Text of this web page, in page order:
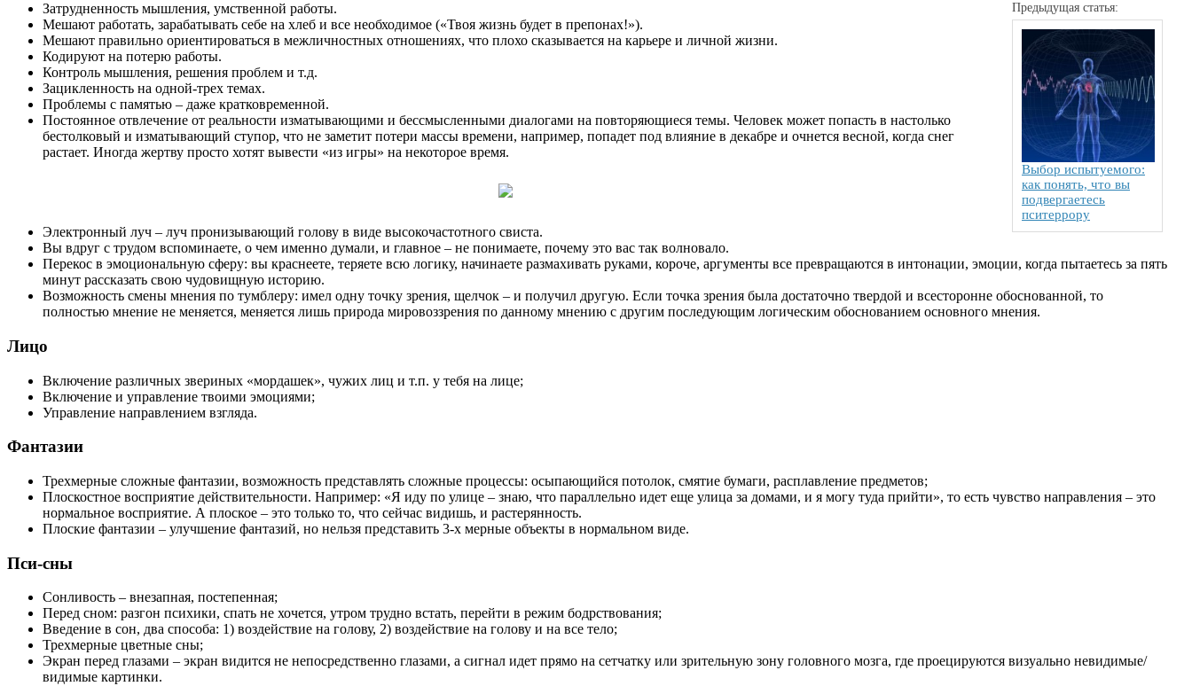
Предыдущая статья:
Выбор испытуемого:
как понять, что вы
подвергаетесь
пситеррору
Затрудненность мышления, умственной работы.
Мешают работать, зарабатывать себе на хлеб и все необходимое («Твоя жизнь будет в препонах!»).
Мешают правильно ориентироваться в межличностных отношениях, что плохо сказывается на карьере и личной жизни.
Кодируют на потерю работы.
Контроль мышления, решения проблем и т.д.
Зацикленность на одной-трех темах.
Проблемы с памятью – даже кратковременной.
Постоянное отвлечение от реальности изматывающими и бессмысленными диалогами на повторяющиеся темы. Человек может попасть в настолько
бестолковый и изматывающий ступор, что не заметит потери массы времени, например, попадет под влияние в декабре и очнется весной, когда снег
растает. Иногда жертву просто хотят вывести «из игры» на некоторое время.
Электронный луч – луч пронизывающий голову в виде высокочастотного свиста.
Вы вдруг с трудом вспоминаете, о чем именно думали, и главное – не понимаете, почему это вас так волновало.
Перекос в эмоциональную сферу: вы краснеете, теряете всю логику, начинаете размахивать руками, короче, аргументы все превращаются в интонации, эмоции, когда пытаетесь за пять
минут рассказать свою чудовищную историю.
Возможность смены мнения по тумблеру: имел одну точку зрения, щелчок – и получил другую. Если точка зрения была достаточно твердой и всесторонне обоснованной, то
полностью мнение не меняется, меняется лишь природа мировоззрения по данному мнению с другим последующим логическим обоснованием основного мнения.
Лицо
Включение различных звериных «мордашек», чужих лиц и т.п. у тебя на лице;
Включение и управление твоими эмоциями;
Управление направлением взгляда.
Фантазии
Трехмерные сложные фантазии, возможность представлять сложные процессы: осыпающийся потолок, смятие бумаги, расплавление предметов;
Плоскостное восприятие действительности. Например: «Я иду по улице – знаю, что параллельно идет еще улица за домами, и я могу туда прийти», то есть чувство направления – это
нормальное восприятие. А плоское – это только то, что сейчас видишь, и растерянность.
Плоские фантазии – улучшение фантазий, но нельзя представить 3-х мерные объекты в нормальном виде.
Пси-сны
Сонливость – внезапная, постепенная;
Перед сном: разгон психики, спать не хочется, утром трудно встать, перейти в режим бодрствования;
Введение в сон, два способа: 1) воздействие на голову, 2) воздействие на голову и на все тело;
Трехмерные цветные сны;
Экран перед глазами – экран видится не непосредственно глазами, а сигнал идет прямо на сетчатку или зрительную зону головного мозга, где проецируются визуально невидимые/
видимые картинки.